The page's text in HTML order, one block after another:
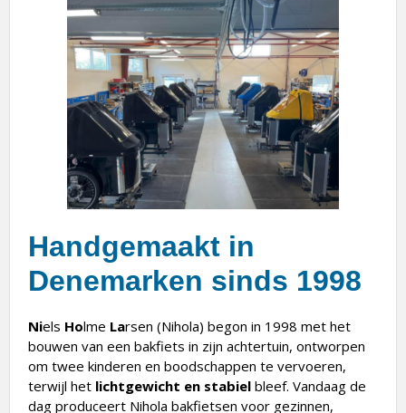
Handgemaakt in
Denemarken sinds 1998
Niels Holme Larsen (Nihola) begon in 1998 met het
bouwen van een bakfiets in zijn achtertuin, ontworpen
om twee kinderen en boodschappen te vervoeren,
terwijl het lichtgewicht en stabiel bleef. Vandaag de
dag produceert Nihola bakfietsen voor gezinnen,